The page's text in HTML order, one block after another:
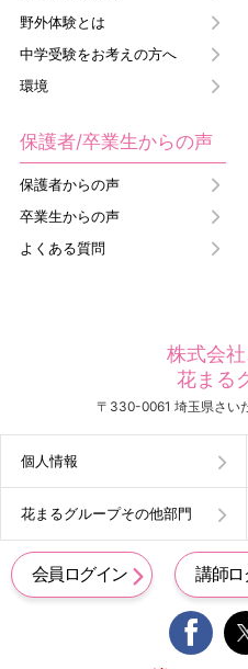
野外体験とは
中学受験をお考えの方へ
環境
保護者/卒業生からの声
保護者からの声
卒業生からの声
よくある質問
株式会
花まる
〒330-0061 埼玉県さい
個人情報
花まるグループその他部門
会員ログイン 講師ロ
